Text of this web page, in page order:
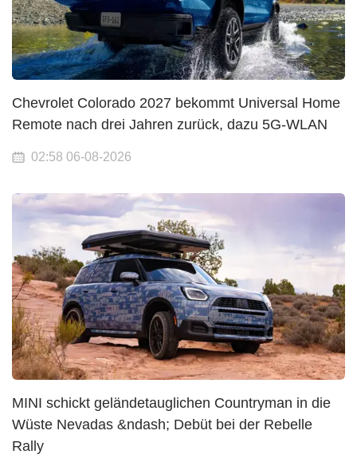
Chevrolet Colorado 2027 bekommt Universal Home
Remote nach drei Jahren zurück, dazu 5G-WLAN
02:58 06-08-2026
MINI schickt geländetauglichen Countryman in die
Wüste Nevadas &ndash; Debüt bei der Rebelle
Rally